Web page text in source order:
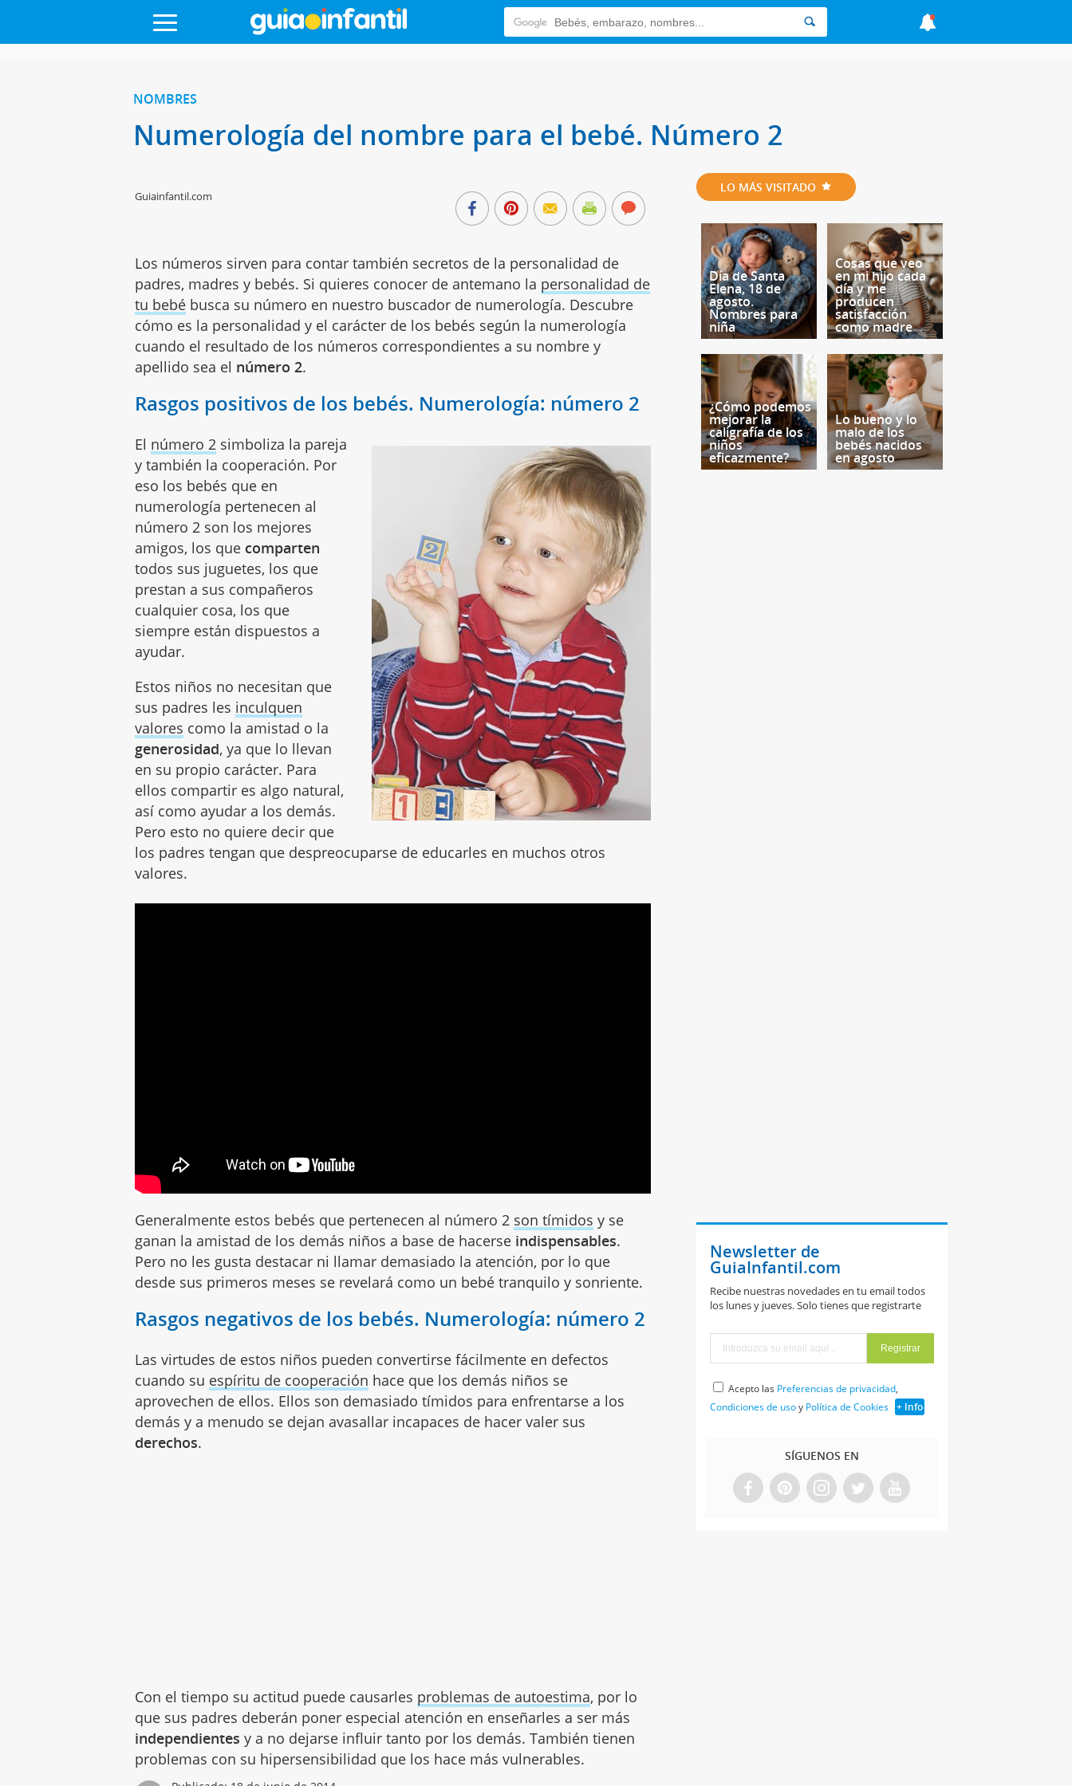
NOMBRES
Numerología del nombre para el bebé. Número 2
Guiainfantil.com
Los números sirven para contar también secretos de la personalidad de
padres, madres y bebés. Si quieres conocer de antemano la personalidad de
tu bebé busca su número en nuestro buscador de numerología. Descubre
cómo es la personalidad y el carácter de los bebés según la numerología
cuando el resultado de los números correspondientes a su nombre y
apellido sea el número 2.
Rasgos positivos de los bebés. Numerología: número 2
El número 2 simboliza la pareja
y también la cooperación. Por
eso los bebés que en
numerología pertenecen al
número 2 son los mejores
amigos, los que comparten
todos sus juguetes, los que
prestan a sus compañeros
cualquier cosa, los que
siempre están dispuestos a
ayudar.
Estos niños no necesitan que
sus padres les inculquen
valores como la amistad o la
generosidad, ya que lo llevan
en su propio carácter. Para
ellos compartir es algo natural,
así como ayudar a los demás.
Pero esto no quiere decir que
los padres tengan que despreocuparse de educarles en muchos otros
valores.
Generalmente estos bebés que pertenecen al número 2 son tímidos y se
ganan la amistad de los demás niños a base de hacerse indispensables.
Pero no les gusta destacar ni llamar demasiado la atención, por lo que
desde sus primeros meses se revelará como un bebé tranquilo y sonriente.
Rasgos negativos de los bebés. Numerología: número 2
Las virtudes de estos niños pueden convertirse fácilmente en defectos
cuando su espíritu de cooperación hace que los demás niños se
aprovechen de ellos. Ellos son demasiado tímidos para enfrentarse a los
demás y a menudo se dejan avasallar incapaces de hacer valer sus
derechos.
Con el tiempo su actitud puede causarles problemas de autoestima, por lo
que sus padres deberán poner especial atención en enseñarles a ser más
independientes y a no dejarse influir tanto por los demás. También tienen
problemas con su hipersensibilidad que los hace más vulnerables.
LO MÁS VISITADO
Día de Santa
Elena, 18 de
agosto.
Nombres para
niña
Cosas que veo
en mi hijo cada
día y me
producen
satisfacción
como madre
¿Cómo podemos
mejorar la
caligrafía de los
niños
eficazmente?
Lo bueno y lo
malo de los
bebés nacidos
en agosto
Newsletter de
GuiaInfantil.com
Recibe nuestras novedades en tu email todos
los lunes y jueves. Solo tienes que registrarte
Acepto las Preferencias de privacidad,
Condiciones de usoy Política de Cookies + Info
SÍGUENOS EN